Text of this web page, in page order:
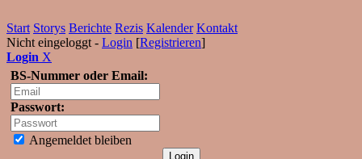
Start Storys Berichte Rezis Kalender Kontakt
Nicht eingeloggt - Login [Registrieren]
Login X
BS-Nummer oder Email:
Passwort:
Angemeldet bleiben